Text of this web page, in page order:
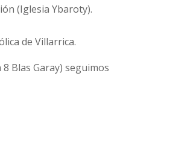
(Iglesia Ybaroty).
de Villarrica.
Blas Garay) seguimos